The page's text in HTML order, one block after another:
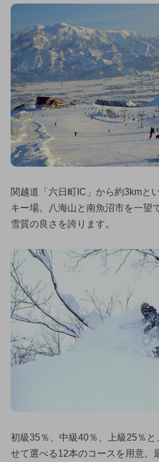
関越道「六日町IC」から約3kmと
キー場。八海山と南魚沼市を一望
雪質の良さを誇ります。
初級35％、中級40％、上級25％
せて選べる12本のコースを用意。